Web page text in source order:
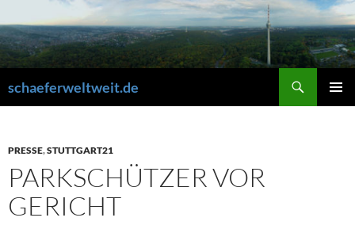
Inhalt
springen
schaeferweltweit.de
PRESSE,STUTTGART21
PARKSCHÜTZER VOR
GERICHT